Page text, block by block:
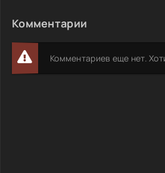
Комментарии
Комментариев еще нет.